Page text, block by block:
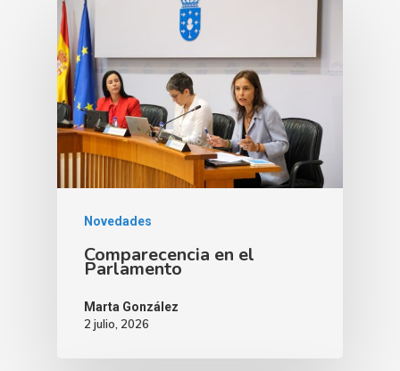
Novedades
Comparecencia en el
Parlamento
Marta González
2 julio, 2026